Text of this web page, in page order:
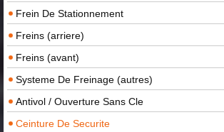
Frein De Stationnement
Freins (arriere)
Freins (avant)
Systeme De Freinage (autres)
Antivol / Ouverture Sans Cle
Ceinture De Securite